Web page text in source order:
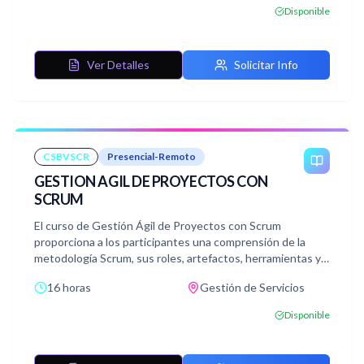
Disponible
Ver Detalles Solicitar Info
CSBVSCR Presencial-Remoto
GESTION AGIL DE PROYECTOS CON
SCRUM
El curso de Gestión Ágil de Proyectos con Scrum
proporciona a los participantes una comprensión de la
metodología Scrum, sus roles, artefactos, herramientas y
de diversa índole.
16 horas Gestión de Servicios
Disponible